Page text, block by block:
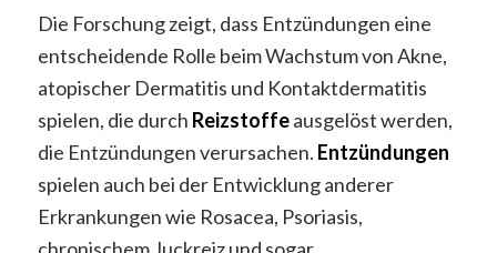
Die Forschung zeigt, dass Entzündungen eine
entscheidende Rolle beim Wachstum von Akne,
atopischer Dermatitis und Kontaktdermatitis
spielen, die durch Reizstoffeausgelöst werden,
die Entzündungen verursachen. Entzündungen
spielen auch bei der Entwicklung anderer
Erkrankungen wie Rosacea, Psoriasis,
chronischem Juckreiz und sogar